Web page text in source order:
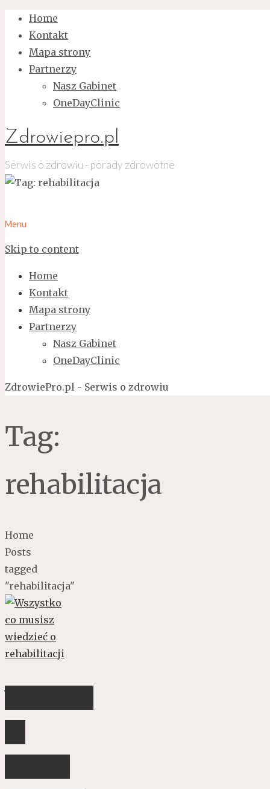
Home
Kontakt
Mapa strony
Partnerzy
Nasz Gabinet
OneDayClinic
Zdrowiepro.pl
Serwis o zdrowiu - porady zdrowotne
Menu
Skip to content
Home
Kontakt
Mapa strony
Partnerzy
Nasz Gabinet
OneDayClinic
ZdrowiePro.pl - Serwis o zdrowiu
Tag:
rehabilitacja
Home
Posts
tagged
"rehabilitacja"